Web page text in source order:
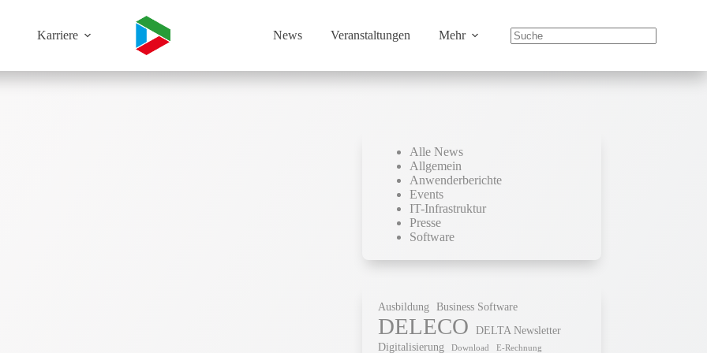
Karriere News Veranstaltungen Mehr
Alle News
Allgemein
Anwenderberichte
Events
IT-Infrastruktur
Presse
Software
Ausbildung Business Software
DELECO
DELTA Newsletter
Digitalisierung
Download E-Rechnung